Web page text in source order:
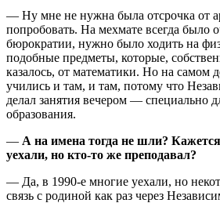
— Ну мне не нужна была отсрочка от
попробовать. На мехмате всегда было
бюрократии, нужно было ходить на
подобные предметы, которые,
казалось, от математики. Но на самом
учились и там, и там, потому что
делал занятия вечером — специально
образования.
— А на имена тогда не шли?
уехали, но кто-то же преподавал?
— Да, в 1990-е многие уехали, но
связь с родиной как раз через